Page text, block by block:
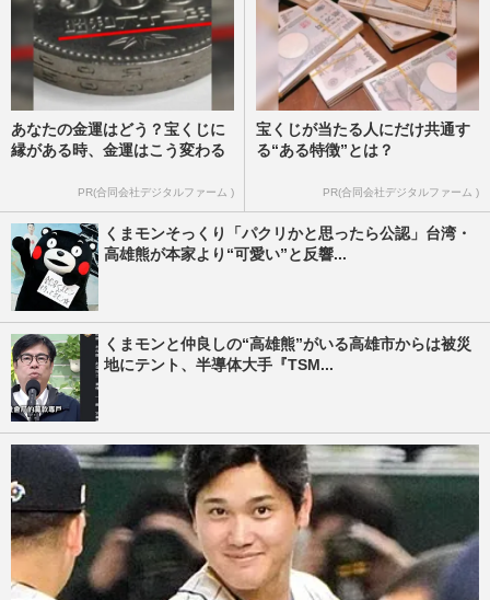
あなたの金運はどう？宝くじに
縁がある時、金運はこう変わる
PR(合同会社デジタルファーム )
宝くじが当たる人にだけ共通す
る“ある特徴”とは？
PR(合同会社デジタルファーム )
くまモンそっくり「パクリかと思ったら公認」台湾・
高雄熊が本家より“可愛い”と反響...
くまモンと仲良しの“高雄熊”がいる高雄市からは被災
地にテント、半導体大手『TSM...